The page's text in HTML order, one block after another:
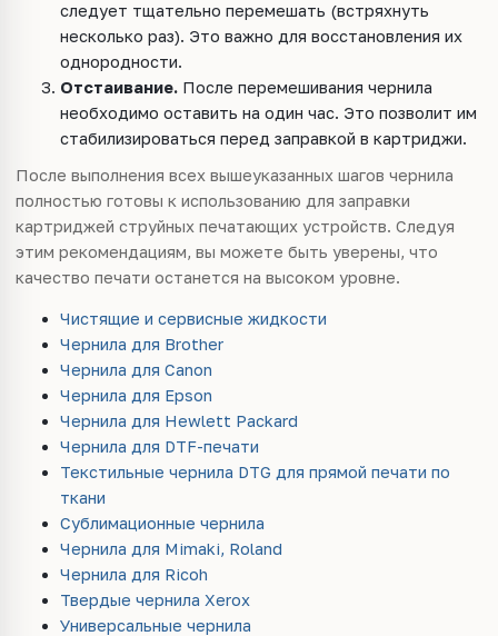
следует тщательно перемешать (встряхнуть
несколько раз). Это важно для восстановления их
однородности.
Отстаивание. После перемешивания чернила
необходимо оставить на один час. Это позволит им
стабилизироваться перед заправкой в картриджи.
После выполнения всех вышеуказанных шагов чернила
полностью готовы к использованию для заправки
картриджей струйных печатающих устройств. Следуя
этим рекомендациям, вы можете быть уверены, что
качество печати останется на высоком уровне.
Чистящие и сервисные жидкости
Чернила для Brother
Чернила для Canon
Чернила для Epson
Чернила для Hewlett Packard
Чернила для DTF-печати
Текстильные чернила DTG для прямой печати по
ткани
Сублимационные чернила
Чернила для Mimaki, Roland
Чернила для Ricoh
Твердые чернила Xerox
Универсальные чернила